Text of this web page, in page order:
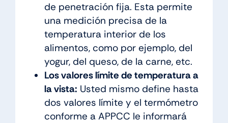
de penetración fija. Esta permite
una medición precisa de la
temperatura interior de los
alimentos, como por ejemplo, del
yogur, del queso, de la carne, etc.
Los valores límite de temperatura a
la vista: Usted mismo define hasta
dos valores límite y el termómetro
conforme a APPCC le informará